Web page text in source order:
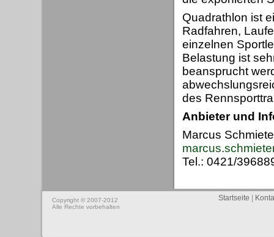
Quadrathlon ist
Radfahren,
einzelnen
Belastung ist
beansprucht
des
Anbieter und
Marcus
Tel.: 0421/
Copyright © 2007-2012
Alle Rechte vorbehalten
Startseite